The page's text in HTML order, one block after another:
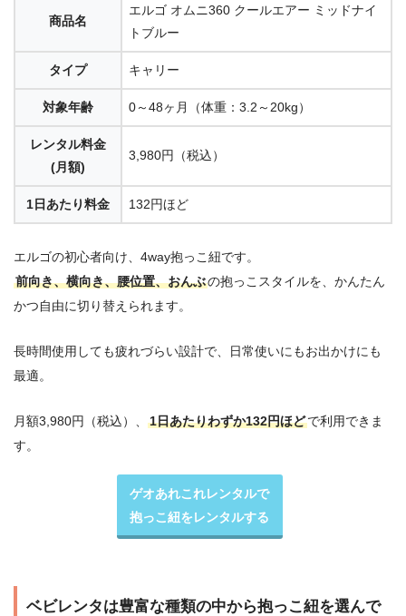
商品名
エルゴ オムニ360 クールエアー ミッドナイ
トブルー
タイプ キャリー
対象年齢 0～48ヶ月（体重：3.2～20kg）
レンタル料金
(月額)
3,980円（税込）
1日あたり料金 132円ほど
エルゴの初心者向け、4way抱っこ紐です。
前向き、横向き、腰位置、おんぶの抱っこスタイルを、かんたん
かつ自由に切り替えられます。
長時間使用しても疲れづらい設計で、日常使いにもお出かけにも
最適。
月額3,980円（税込）、 1日あたりわずか132円ほどで利用できま
す。
ゲオあれこれレンタルで
抱っこ紐をレンタルする
ベビレンタは豊富な種類の中から抱っこ紐を選んで